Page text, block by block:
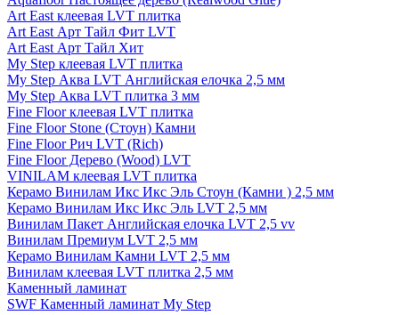
Art East клеевая LVT плитка
Art East Арт Тайл Фит LVT
Art East Арт Тайл Хит
My Step клеевая LVT плитка
My Step Аква LVT Английская елочка 2,5 мм
My Step Аква LVT плитка 3 мм
Fine Floor клеевая LVT плитка
Fine Floor Stone (Стоун) Камни
Fine Floor Рич LVT (Rich)
Fine Floor Дерево (Wood) LVT
VINILAM клеевая LVT плитка
Керамо Винилам Икс Икс Эль Стоун (Камни ) 2,5 мм
Керамо Винилам Икс Икс Эль LVT 2,5 мм
Винилам Пакет Английская елочка LVT 2,5 vv
Винилам Премиум LVT 2,5 мм
Керамо Винилам Камни LVT 2,5 мм
Винилам клеевая LVT плитка 2,5 мм
Каменный ламинат
SWF Каменный ламинат My Step